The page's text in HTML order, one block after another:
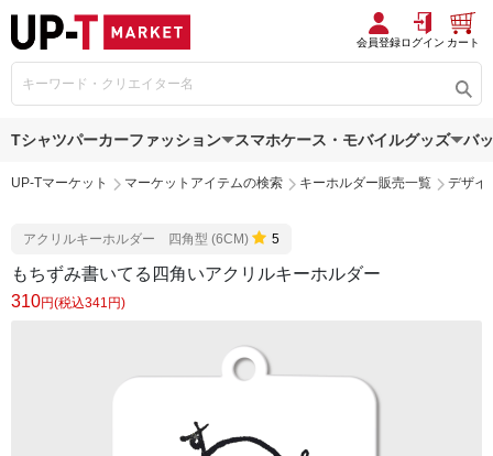
会員登録ログイン カート
Tシャツパーカーファッション スマホケース・モバイルグッズ バ
UP-Tマーケット マーケットアイテムの検索 キーホルダー販売一覧 デザイ
アクリルキーホルダー 四角型 (6CM) 5
もちずみ書いてる四角いアクリルキーホルダー
310円(税込341円)